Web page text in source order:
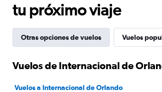
tu próximo viaje
Otras opciones de vuelos Vuelos
Vuelos de Internacional de
Vuelos a Internacional de Orlando